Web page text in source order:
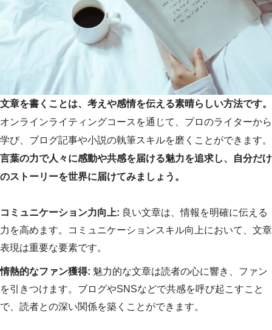
文章を書くことは、考えや感情を伝える素晴らしい方法です。
オンラインライティングコースを通じて、プロのライターから
学び、ブログ記事や小説の執筆スキルを磨くことができます。
言葉の力で人々に感動や共感を届ける魅力を追求し、自分だけ
のストーリーを世界に届けてみましょう。
コミュニケーション力向上: 良い文章は、情報を明確に伝える
力を高めます。コミュニケーションスキル向上において、文章
表現は重要な要素です。
情熱的なファン獲得: 魅力的な文章は読者の心に響き、ファン
を引きつけます。ブログやSNSなどで共感を呼び起こすこと
で、読者との深い関係を築くことができます。